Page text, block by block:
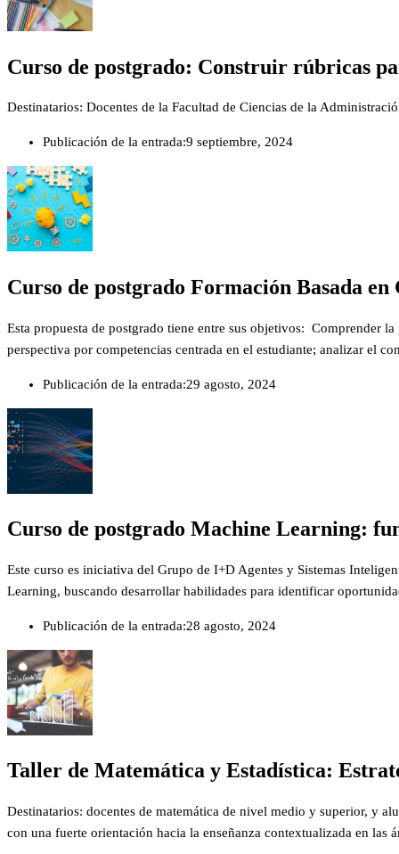
Curso de postgrado: Construir rúbricas
Destinatarios: Docentes de la Facultad de Ciencias de la
Publicación de la entrada:9 septiembre, 2024
Curso de postgrado Formación Basada
Esta propuesta de postgrado tiene entre sus objetivos: Comprender
perspectiva por competencias centrada en el estudiante; analizar el
Publicación de la entrada:29 agosto, 2024
Curso de postgrado Machine Learning:
Este curso es iniciativa del Grupo de I+D Agentes y Sistemas
Learning, buscando desarrollar habilidades para identificar
Publicación de la entrada:28 agosto, 2024
Taller de Matemática y Estadística:
Destinatarios: docentes de matemática de nivel medio y superior, y
con una fuerte orientación hacia la enseñanza contextualizada en las